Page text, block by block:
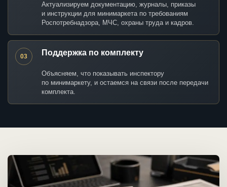
Актуализируем документацию, журналы, приказы
и инструкции для минимаркета по требованиям
Роспотребнадзора, МЧС, охраны труда и кадров.
03 Поддержка по комплекту
Объясняем, что показывать инспектору
по минимаркету, и остаемся на связи после передачи
комплекта.